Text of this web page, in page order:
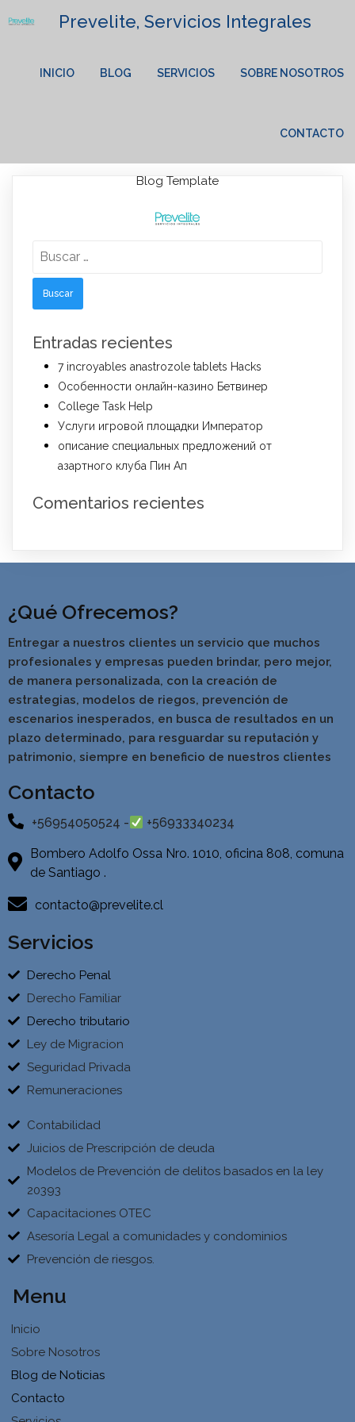
Prevelite, Servicios Integrales
INICIO BLOG SERVICIOS SOBRE NOSOTROS
CONTACTO
Blog Template
Lorem Ipsum has been the industry's standard dummy text
Entradas recientes
7 incroyables anastrozole tablets Hacks
Особенности онлайн-казино Бетвинер
College Task Help
Услуги игровой площадки Император
описание специальных предложений от
азартного клуба Пин Ап
Comentarios recientes
¿Qué Ofrecemos?
Entregar a nuestros clientes un servicio que muchos
profesionales y empresas pueden brindar, pero mejor,
de manera personalizada, con la creación de
estrategias, modelos de riegos, prevención de
escenarios inesperados, en busca de resultados en un
plazo determinado, para resguardar su reputación y
patrimonio, siempre en beneficio de nuestros clientes
Contacto
+56954050524 - +56933340234
Bombero Adolfo Ossa Nro. 1010, oficina 808, comuna
de Santiago .
contacto@prevelite.cl
Servicios
Derecho Penal
Derecho Familiar
Derecho tributario
Ley de Migracion
Seguridad Privada
Remuneraciones
Contabilidad
Juicios de Prescripción de deuda
Modelos de Prevención de delitos basados en la ley
20393
Capacitaciones OTEC
Asesoría Legal a comunidades y condominios
Prevención de riesgos.
Menu
Inicio
Sobre Nosotros
Blog de Noticias
Contacto